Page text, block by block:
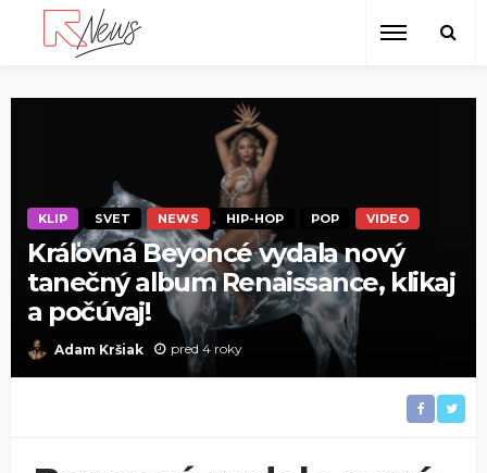
KLIP SVET NEWS HIP-HOP POP VIDEO
Kráľovná Beyoncé vydala nový
tanečný album Renaissance, klikaj
a počúvaj!
Adam Kršiak pred 4 roky